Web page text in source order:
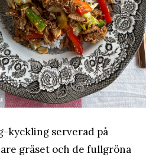
kyckling serverad på
gräset och de fullgröna